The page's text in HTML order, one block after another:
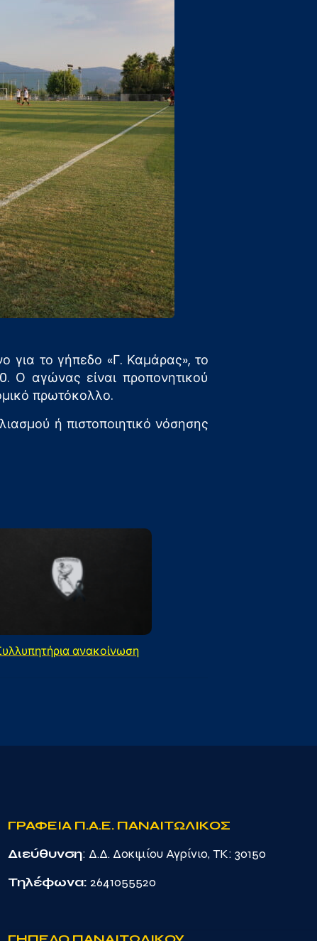
για το γήπεδο «Γ. Καμάρας», το
Ο αγώνας είναι προπονητικού
πρωτόκολλο.
ή πιστοποιητικό νόσησης
ανακοίνωση
ΓΡΑΦΕΙΑ Π.Α.Ε. ΠΑΝΑΙΤΩΛΙΚΟΣ
Διεύθυνση: Δ.Δ. Δοκιμίου Αγρίνιο, TK: 30150
Τηλέφωνα: 2641055520